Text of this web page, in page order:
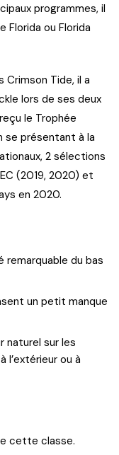
programmes, il
Florida ou Florida
Crimson Tide, il a
lors de ses deux
le Trophée
se présentant à la
2 sélections
(2019, 2020) et
en 2020.
remarquable du bas
un petit manque
naturel sur les
l’extérieur ou à
cette classe.